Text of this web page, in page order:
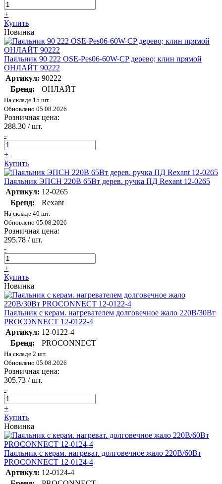
+
Купить
Новинка
Паяльник 90 222 OSE-Pes06-60W-CP дерево; клин прямой
ОНЛАЙТ 90222
Артикул: 90222
Бренд:
ОНЛАЙТ
На складе 15 шт.
Обновлено 05.08.2026
Розничная цена:
288.30 / шт.
-
+
Купить
Паяльник ЭПСН 220В 65Вт дерев. ручка ПД Rexant 12-0265
Артикул: 12-0265
Бренд:
Rexant
На складе 40 шт.
Обновлено 05.08.2026
Розничная цена:
295.78 / шт.
-
+
Купить
Новинка
Паяльник с керам. нагревателем долговечное жало 220В/30Вт
PROCONNECT 12-0122-4
Артикул: 12-0122-4
Бренд:
PROCONNECT
На складе 2 шт.
Обновлено 05.08.2026
Розничная цена:
305.73 / шт.
-
+
Купить
Новинка
Паяльник с керам. нагреват. долговечное жало 220В/60Вт
PROCONNECT 12-0124-4
Артикул: 12-0124-4